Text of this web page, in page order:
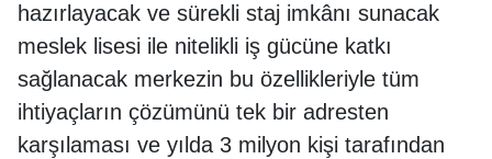
hazırlayacak ve sürekli staj imkânı sunacak
meslek lisesi ile nitelikli iş gücüne katkı
sağlanacak merkezin bu özellikleriyle tüm
ihtiyaçların çözümünü tek bir adresten
karşılaması ve yılda 3 milyon kişi tarafından